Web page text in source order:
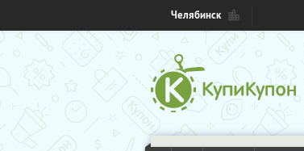
Челябинск